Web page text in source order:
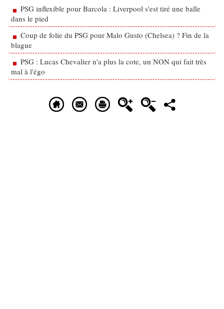
PSG inflexible pour Barcola : Liverpool s'est tiré une balle
dans le pied
Coup de folie du PSG pour Malo Gusto (Chelsea) ? Fin de la
blague
PSG : Lucas Chevalier n'a plus la cote, un NON qui fait très
mal à l'égo